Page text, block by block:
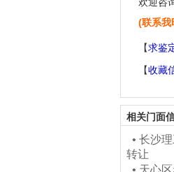
欢迎咨
(联系我
【求鉴
【收藏
相关门面
• 长沙
转让
• 天心